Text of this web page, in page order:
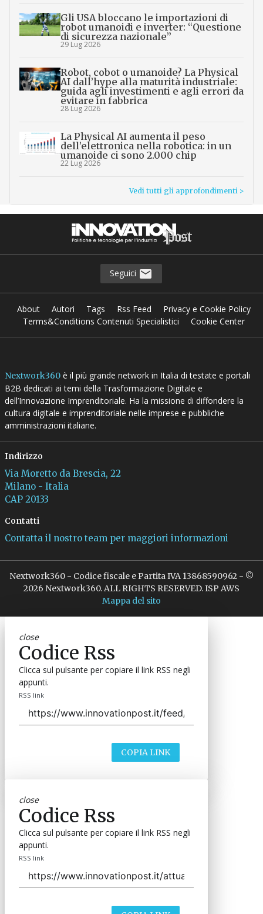
Gli USA bloccano le importazioni di
robot umanoidi e inverter: “Questione
di sicurezza nazionale”
29 Lug 2026
Robot, cobot o umanoide? La Physical
AI dall’hype alla maturità industriale:
guida agli investimenti e agli errori da
evitare in fabbrica
28 Lug 2026
La Physical AI aumenta il peso
dell’elettronica nella robotica: in un
umanoide ci sono 2.000 chip
22 Lug 2026
Vedi tutti gli approfondimenti >
Seguici
About Autori Tags Rss Feed
Privacy e Cookie Policy
Terms&Conditions Contenuti Specialistici
Cookie Center
Nextwork360è il più grande network in Italia di testate e portali
B2B dedicati ai temi della Trasformazione Digitale e
dell’Innovazione Imprenditoriale. Ha la missione di diffondere la
cultura digitale e imprenditoriale nelle imprese e pubbliche
amministrazioni italiane.
Indirizzo
Via Moretto da Brescia, 22
Milano - Italia
CAP 20133
Contatti
Contatta il nostro team per maggiori informazioni
Nextwork360 - Codice fiscale e Partita IVA 13868590962 - ©
2026 Nextwork360. ALL RIGHTS RESERVED. ISP AWS
Mappa del sito
close
Codice Rss
Clicca sul pulsante per copiare il link RSS negli
appunti.
RSS link
COPIA LINK
close
Codice Rss
Clicca sul pulsante per copiare il link RSS negli
appunti.
RSS link